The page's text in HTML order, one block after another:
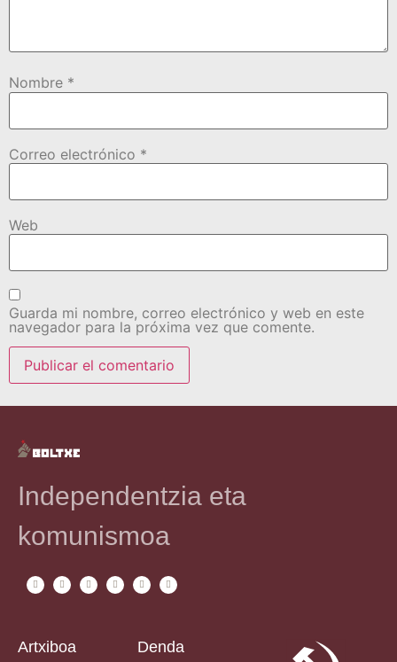
Nombre *
Correo electrónico *
Web
Guarda mi nombre, correo electrónico y web en este
navegador para la próxima vez que comente.
Independentzia eta
komunismoa
Artxiboa Denda